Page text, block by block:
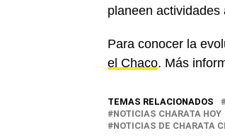
planeen
Para conocer la
el Chaco. Más
TEMAS RELACIONADOS
NOTICIAS CHARATA HOY
NOTICIAS DE CHARATA